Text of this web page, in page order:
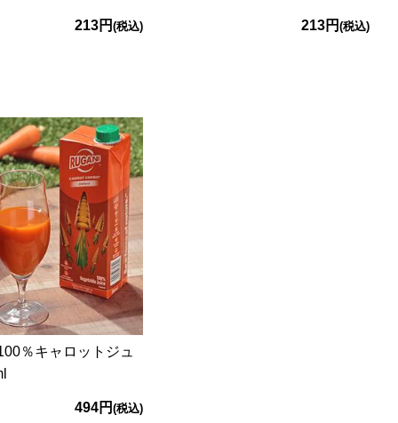
213円 (税込) 213円 (税込)
％キャロットジュ
494円 (税込)